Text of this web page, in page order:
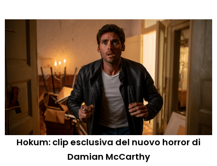
Hokum: clip esclusiva del nuovo horror di
Damian McCarthy